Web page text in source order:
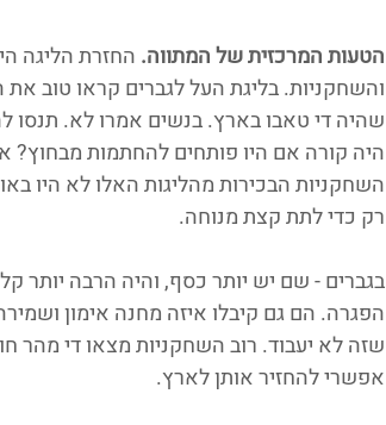
הטעות המרכזית של המתווה. החזרת הליגה
והשחקניות. בליגת העל לגברים קראו טוב
שהיה די טאבו בארץ. בנשים אמרו לא. תנסו
היה קורה אם היו פותחים להחתמות
השחקניות הבכירות מהליגות האלו לא היו
רק כדי לתת קצת מנוחה.
בגברים - שם יש יותר כסף, והיה הרבה יותר
הפגרה. הם גם קיבלו איזה מחנה אימון
שזה לא יעבוד. רוב השחקניות מצאו די מהר
אפשרי להחזיר אותן לארץ.